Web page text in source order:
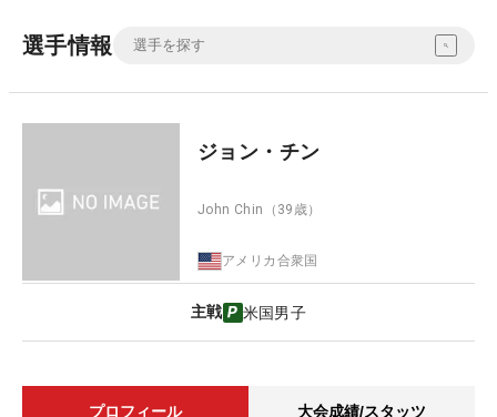
選手情報
ジョン・チン
John Chin （39歳）
アメリカ合衆国
主戦 米国男子
プロフィール 大会成績/スタッツ